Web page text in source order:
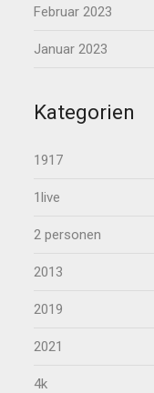
Februar 2023
Januar 2023
Kategorien
1917
1live
2 personen
2013
2019
2021
4k